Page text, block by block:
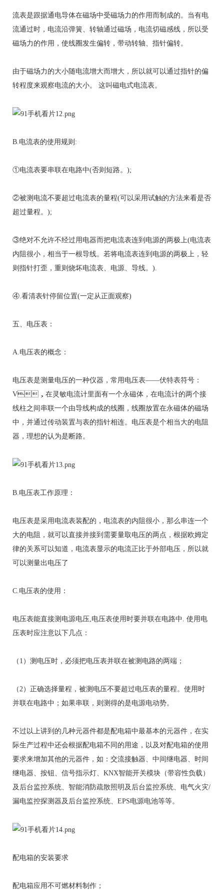
流表是跟据通电导体在磁场中受磁场力的作用而制成的。当有电
流通过时，电流沿弹簧、转轴通过磁场，电流切磁感线，所以受
磁场力的作用，使线圈发生偏转，带动转轴、指针偏转。
由于磁场力的大小随电流增大而增大，所以就可以通过指针的偏
转程度来观察电流的大小。 这叫磁电式电流表。
B.电流表的使用规则:
①电流表要串联在电路中(否则短路。);
②被测电流不要超过电流表的量程(可以采用试触的方法来看是否
超过量程。);
③绝对不允许不经过用电器而把电流表连到电源的两极上(电流表
内阻很小，相当于一根导线。若将电流表连到电源的两极上，轻
则指针打歪，重则烧坏电流表、电源、导线。).
④.看清表针停留位置(一定从正面观察)
五、电压表：
A.电压表的概念：
电压表是测量电压的一种仪器，常用电压表——伏特表符号：
V，在灵敏电流计里面有一个永磁体，在电流计的两个接
线柱之间串联一个由导线构成的线圈，线圈放置在永磁体的磁场
中，并通过传动装置与表的指针相连。电压表是个相当大的电阻
器，理想的认为是断路。
B.电压表工作原理：
电压表是采用电流表装配的，电流表的内阻很小，那么串连一个
大的电阻，就可以直接并接到需要量取电压的两点，根据欧姆定
律的关系可以知道，电流表显示的电流正比于外部电压，所以就
可以测量出电压了
C.电压表的使用：
电压表能直接测电源电压,电压表使用时要并联在电路中. 使用电
压表时应注意以下几点：
（1）测电压时，必须把电压表并联在被测电路的两端；
（2）正确选择量程，被测电压不要超过电压表的量程。使用时
并联在电路中；如果串联，则测得的是电源电动势。
不过以上讲到的几种元器件都是配电箱中最基本的元器件，在实
际生产过程中还会根据配电箱不同的用途，以及对配电箱的使用
要求来增加其他的元器件，如：交流接触器、中间继电器、时间
继电器、按钮、信号指示灯、KNX智能开关模块（带容性负载）
及后台监控系统、智能消防疏散照明及后台监控系统、电气火灾/
漏电监控探测器及后台监控系统、EPS电源电池等等。
配电箱的安装要求
配电箱应用不可燃材料制作；